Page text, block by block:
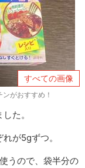
すべての画像
がおすすめ！
た。
が5gずつ。
うので、袋半分の